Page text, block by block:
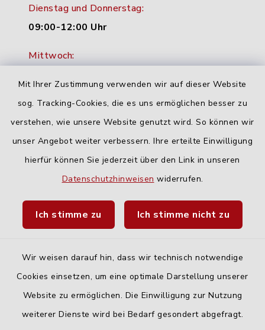
Mit Ihrer Zustimmung verwenden wir auf dieser Website
sog. Tracking-Cookies, die es uns ermöglichen besser zu
verstehen, wie unsere Website genutzt wird. So können wir
unser Angebot weiter verbessern. Ihre erteilte Einwilligung
hierfür können Sie jederzeit über den Link in unseren
Datenschutzhinweisen widerrufen.
Ich stimme zu Ich stimme nicht zu
Wir weisen darauf hin, dass wir technisch notwendige
Cookies einsetzen, um eine optimale Darstellung unserer
Website zu ermöglichen. Die Einwilligung zur Nutzung
weiterer Dienste wird bei Bedarf gesondert abgefragt.
Dienstag und Donnerstag:
09:00-12:00 Uhr
Mittwoch:
Freitag:
geschlossen
Quicklinks
Fahrplanauskunft DING